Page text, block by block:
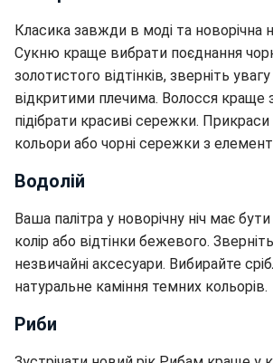
Класика завжди в моді та новорічна
Сукню краще вибрати поєднання
золотистого відтінків, зверніть
відкритими плечима. Волосся краще
підібрати красиві сережки. Прикраси
кольори або чорні сережки з
Водолій
Ваша палітра у новорічну ніч має
колір або відтінки бежевого.
незвичайні аксесуари. Вибирайте
натуральне каміння темних кольорів.
Риби